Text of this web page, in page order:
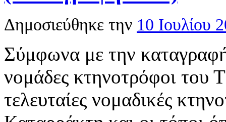
Δημοσιεύθηκε την 10 Ιουλίου
Σύμφωνα με την
νομάδες κτηνοτρόφοι του
τελευταίες νομαδικές